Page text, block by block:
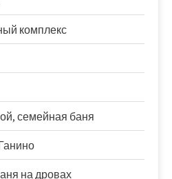
комплекс
семейная баня
на дровах